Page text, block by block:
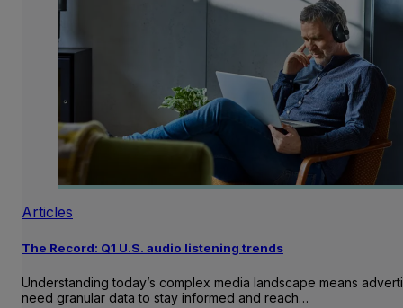
Articles
The Record: Q1 U.S. audio listening trends
Understanding today’s complex media landscape means
need granular data to stay informed and reach…